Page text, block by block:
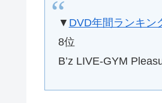
▼ DVD年間ランキン
8位
B’z LIVE-GYM